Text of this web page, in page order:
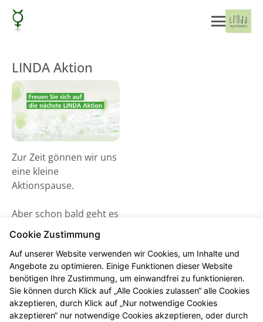
LINDA Aktion
Zur Zeit gönnen wir uns
eine kleine
Aktionspause.
Aber schon bald geht es
wieder los! Schauen Sie
gerne ab dem 02. Juni
2026 vorbei und
entdecken Sie neue
Aktionsprodukte und
das nächste
Gewinnspiel.
Cookie Zustimmung
Auf unserer Website verwenden wir Cookies, um Inhalte und
Angebote zu optimieren. Einige Funktionen dieser Website
benötigen Ihre Zustimmung, um einwandfrei zu funktionieren.
Sie können durch Klick auf „Alle Cookies zulassen“ alle Cookies
akzeptieren, durch Klick auf „Nur notwendige Cookies
akzeptieren“ nur notwendige Cookies akzeptieren, oder durch